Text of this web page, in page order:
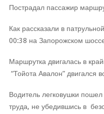
Пострадал пассажир
Как рассказали в
00:38 на Запорожском
Маршрутка двигалась в
“Тойота Авалон” двигался
Водитель легковушки
труда, не убедившись в